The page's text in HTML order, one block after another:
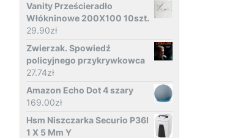
Vanity Prześcieradło
Włókninowe 200X100 10szt.
29.90zł
Zwierzak. Spowiedź
policyjnego przykrywkowca
27.74zł
Amazon Echo Dot 4 szary
169.00zł
Hsm Niszczarka Securio P36I
1 X 5 Mm Y